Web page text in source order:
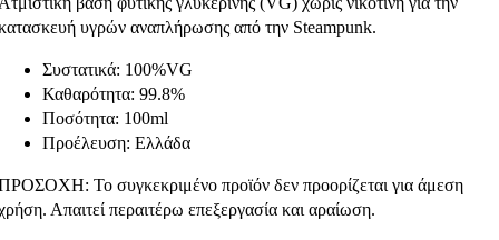
υγρών αναπλήρωσης από την Steampunk.
Συστατικά: 100%VG
Καθαρότητα: 99.8%
Ποσότητα: 100ml
Προέλευση: Ελλάδα
Το συγκεκριμένο προϊόν δεν προορίζεται για άμεση
Απαιτεί περαιτέρω επεξεργασία και αραίωση.